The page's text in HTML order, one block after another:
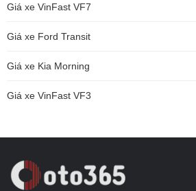
Giá xe VinFast VF7
Giá xe Ford Transit
Giá xe Kia Morning
Giá xe VinFast VF3